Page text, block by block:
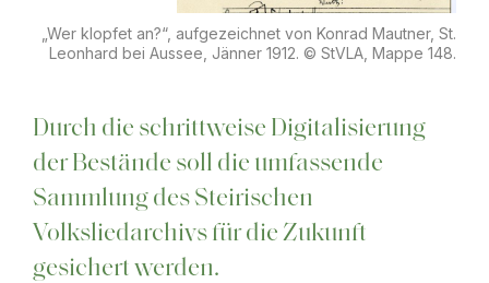
„Wer klopfet an?“, aufgezeichnet von Konrad Mautner, St.
Leonhard bei Aussee, Jänner 1912. © StVLA, Mappe 148.
Durch die schrittweise Digitalisierung
der Bestände soll die umfassende
Sammlung des Steirischen
Volksliedarchivs für die Zukunft
gesichert werden.